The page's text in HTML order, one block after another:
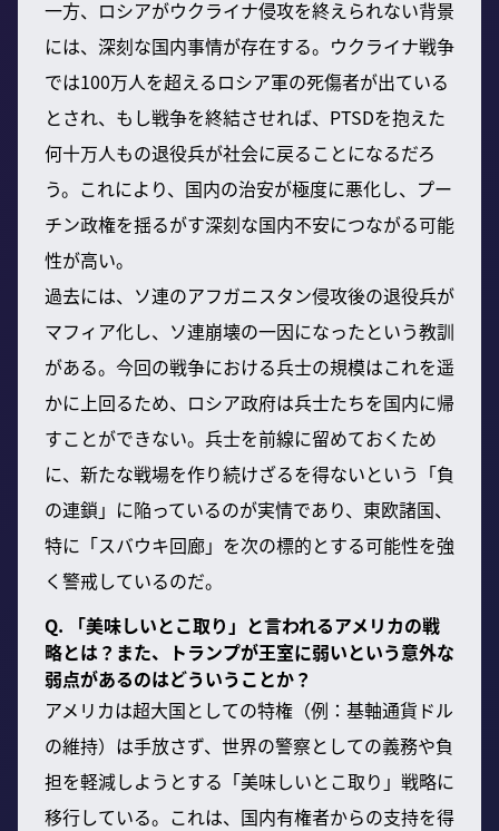
一方、ロシアがウクライナ侵攻を終えられない背景
には、深刻な国内事情が存在する。ウクライナ戦争
では100万人を超えるロシア軍の死傷者が出ている
とされ、もし戦争を終結させれば、PTSDを抱えた
何十万人もの退役兵が社会に戻ることになるだろ
う。これにより、国内の治安が極度に悪化し、プー
チン政権を揺るがす深刻な国内不安につながる可能
性が高い。
過去には、ソ連のアフガニスタン侵攻後の退役兵が
マフィア化し、ソ連崩壊の一因になったという教訓
がある。今回の戦争における兵士の規模はこれを遥
かに上回るため、ロシア政府は兵士たちを国内に帰
すことができない。兵士を前線に留めておくため
に、新たな戦場を作り続けざるを得ないという「負
の連鎖」に陥っているのが実情であり、東欧諸国、
特に「スバウキ回廊」を次の標的とする可能性を強
く警戒しているのだ。
Q. 「美味しいとこ取り」と言われるアメリカの戦
略とは？また、トランプが王室に弱いという意外な
弱点があるのはどういうことか？
アメリカは超大国としての特権（例：基軸通貨ドル
の維持）は手放さず、世界の警察としての義務や負
担を軽減しようとする「美味しいとこ取り」戦略に
移行している。これは、国内有権者からの支持を得